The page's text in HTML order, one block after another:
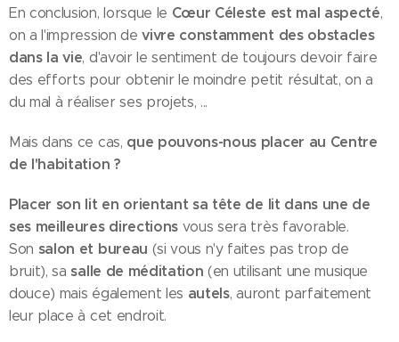
En conclusion, lorsque le Cœur Céleste est mal aspecté,
on a l'impression devivre constamment des obstacles
dans la vie, d'avoir le sentiment de toujours devoir faire
des efforts pour obtenir le moindre petit résultat, on a
du mal à réaliser ses projets, ...
Mais dans ce cas, que pouvons-nous placer au Centre
de l'habitation ?
Placer son lit en orientant sa tête de lit dans une de
ses meilleures directions vous sera très favorable.
Son salon et bureau (si vous n'y faites pas trop de
bruit), sasalle de méditation (en utilisant une musique
douce) mais également les autels, auront parfaitement
leur place à cet endroit.